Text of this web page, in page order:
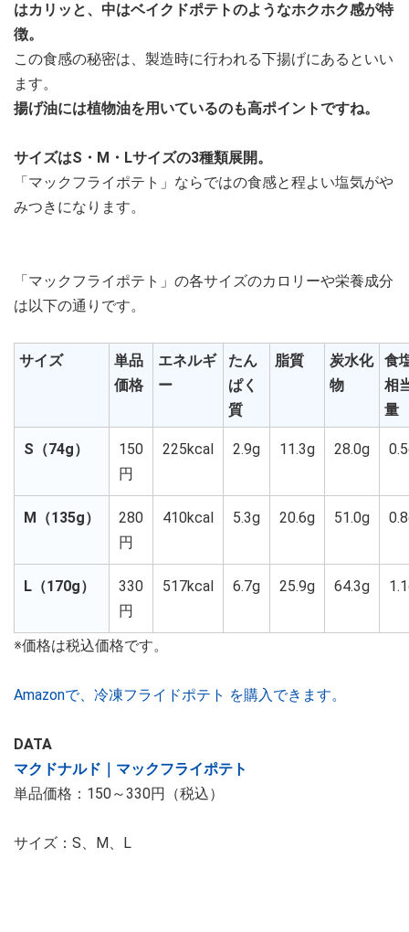
はカリッと、中はベイクドポテトのようなホクホク感が特
徴。
この食感の秘密は、製造時に行われる下揚げにあるといい
ます。
揚げ油には植物油を用いているのも高ポイントですね。
サイズはS・M・Lサイズの3種類展開。
「マックフライポテト」ならではの食感と程よい塩気がや
みつきになります。
「マックフライポテト」の各サイズのカロリーや栄養成分
は以下の通りです。
サイズ
単品
価格
エネルギ
ー
たん
ぱく
質
脂質
炭水化
物
食
相
量
S（74g）
150
円
225kcal 2.9g 11.3g 28.0g
M（135g）
280
円
410kcal 5.3g 20.6g 51.0g
L（170g）
330
円
517kcal 6.7g 25.9g 64.3g
※価格は税込価格です。
Amazonで、冷凍フライドポテト を購入できます。
DATA
マクドナルド｜マックフライポテト
単品価格：150～330円（税込）
サイズ：S、M、L